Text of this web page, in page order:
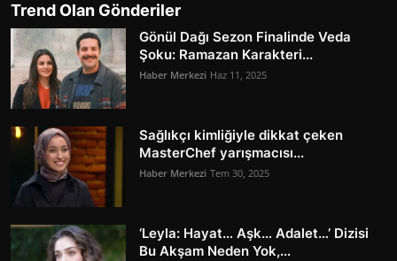
Trend Olan Gönderiler
Gönül Dağı Sezon Finalinde Veda
Şoku: Ramazan Karakteri...
Haber Merkezi Haz 11, 2025
Sağlıkçı kimliğiyle dikkat çeken
MasterChef yarışmacısı...
Haber Merkezi Tem 30, 2025
‘Leyla: Hayat… Aşk… Adalet…’ Dizisi
Bu Akşam Neden Yok,...